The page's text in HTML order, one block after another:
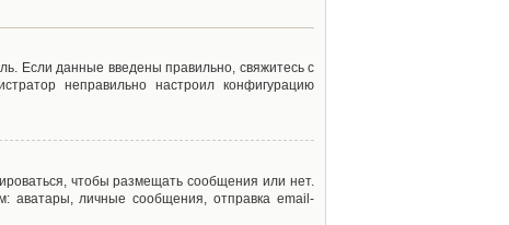
Если данные введены правильно, свяжитесь с
неправильно настроил конфигурацию
чтобы размещать сообщения или нет.
аватары, личные сообщения, отправка email-